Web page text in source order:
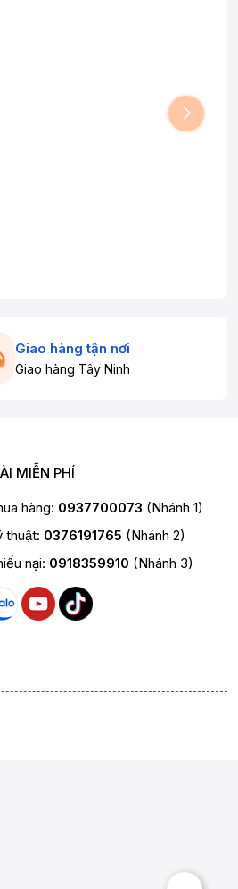
Giao hàng tận nơi
Giao hàng Tây Ninh
MIỄN PHÍ
hàng: 0937700073 (Nhánh 1)
thuật: 0376191765 (Nhánh 2)
nại: 0918359910 (Nhánh 3)